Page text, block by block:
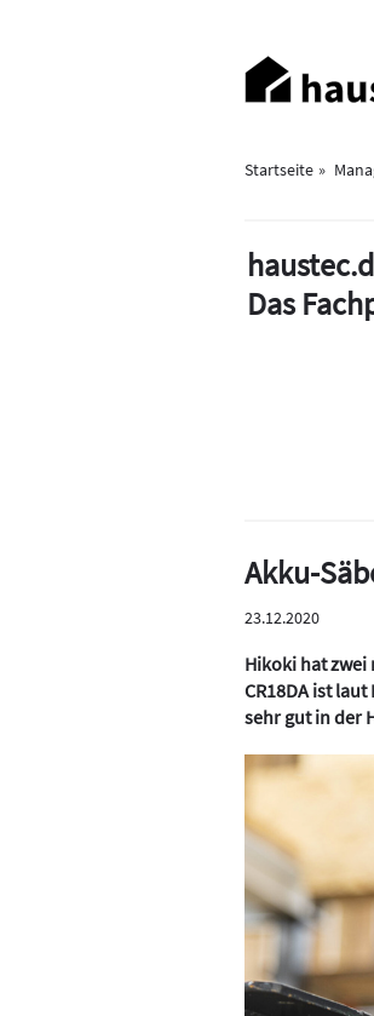
Haupt-
Startseite
Das
Akku-
23.12.2020
Hikoki hat zwei
CR18DA ist
sehr gut in der